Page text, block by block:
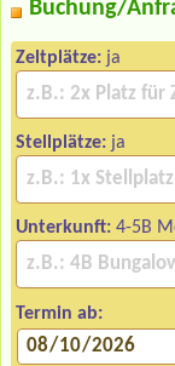
Buchung/
Zeltplätze: ja
Stellplätze: ja
Unterkunft: 4-5B
Termin ab: